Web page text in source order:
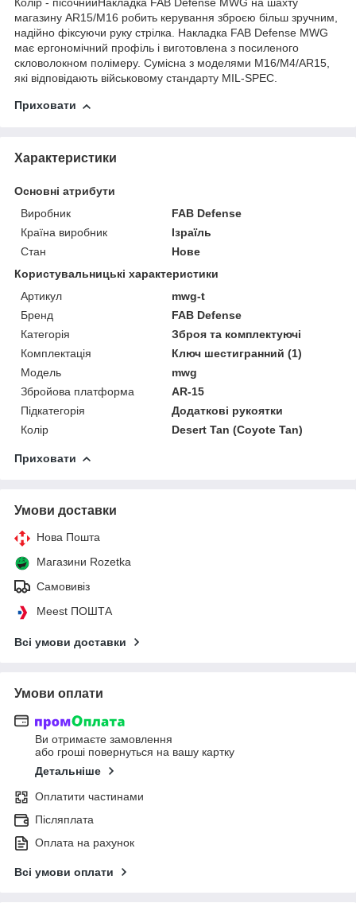
Колір - пісочнийНакладка FAB Defense MWG на шахту
магазину AR15/M16 робить керування зброєю більш зручним,
надійно фіксуючи руку стрілка. Накладка FAB Defense MWG
має ергономічний профіль і виготовлена з посиленого
скловолокном полімеру. Сумісна з моделями М16/М4/AR15,
які відповідають військовому стандарту MIL-SPEC.
Приховати
Характеристики
Основні атрибути
Виробник
FAB Defense
Країна виробник
Ізраїль
Стан
Нове
Користувальницькі характеристики
Артикул
mwg-t
Бренд
FAB Defense
Категорія
Зброя та комплектуючі
Комплектація
Ключ шестигранний (1)
Модель
mwg
Збройова платформа
AR-15
Підкатегорія
Додаткові рукоятки
Колір
Desert Tan (Coyote Tan)
Приховати
Умови доставки
Нова Пошта
Магазини Rozetka
Самовивіз
Meest ПОШТА
Всі умови доставки
Умови оплати
Ви отримаєте замовлення
або гроші повернуться на вашу картку
Детальніше
Оплатити частинами
Післяплата
Оплата на рахунок
Всі умови оплати